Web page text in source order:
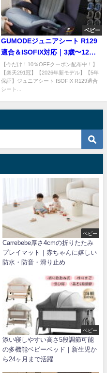
ベビー
GUMODEジュニアシート R129
適合＆ISOFIX対応｜3歳〜12歳
まで安心ロングユース
【今だけ！10％OFFクーポン配布中！】
【楽天291冠】【2026年新モデル】【5年
保証】ジュニアシート ISOFIX R129適合
シート...
ベビー
Carrebebe厚さ4cmの折りたたみ
プレイマット｜赤ちゃんに嬉しい
防水・防音・滑り止め
ベビー
添い寝しやすい高さ5段調節可能
の多機能ベビーベッド｜新生児か
ら24ヶ月まで活躍